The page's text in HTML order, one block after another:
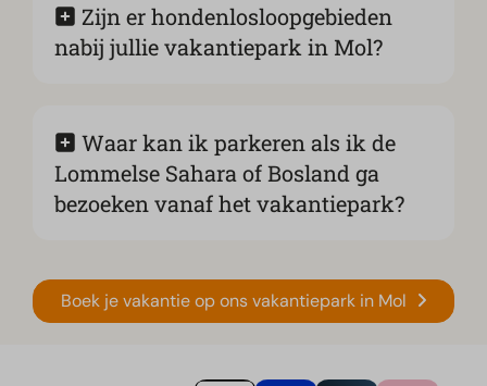
Zijn er hondenlosloopgebieden
nabij jullie vakantiepark in Mol?
Waar kan ik parkeren als ik de
Lommelse Sahara of Bosland ga
bezoeken vanaf het vakantiepark?
Boek je vakantie op ons vakantiepark in Mol